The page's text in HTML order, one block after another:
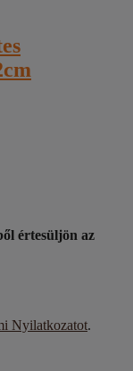
értesüljön az
Nyilatkozatot.